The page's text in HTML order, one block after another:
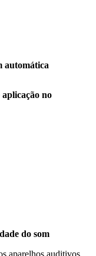
automática
no
do som